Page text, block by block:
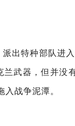
出特种部队进
武器，但并
战争泥潭。